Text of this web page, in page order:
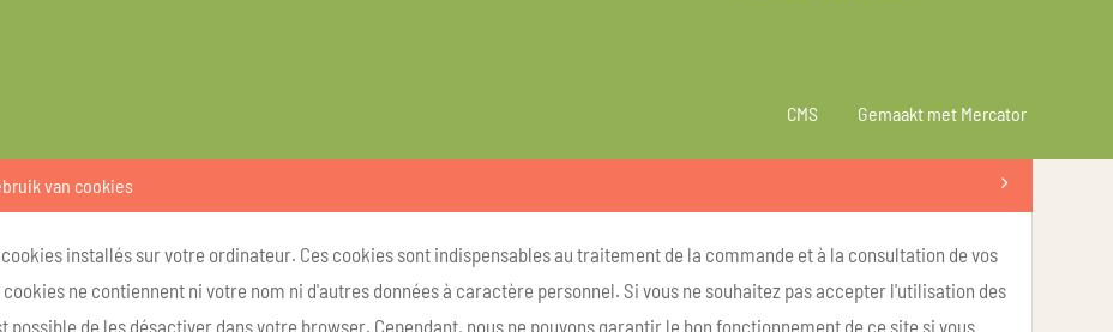
CMS Gemaakt met Mercator
van cookies
installés sur votre ordinateur. Ces cookies sont indispensables au traitement de la commande et à la consultation de vos
ne contiennent ni votre nom ni d'autres données à caractère personnel. Si vous ne souhaitez pas accepter l'utilisation des
possible de les désactiver dans votre browser. Cependant, nous ne pouvons garantir le bon fonctionnement de ce site si vous